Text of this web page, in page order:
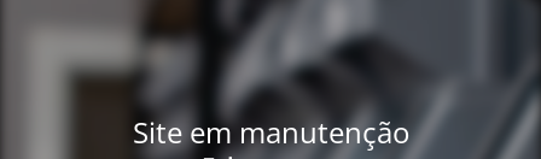
Site em manutenção